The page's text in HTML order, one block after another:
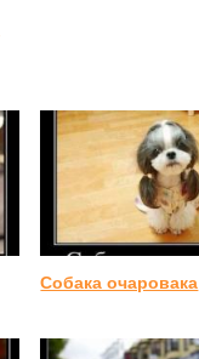
Собака очаровака